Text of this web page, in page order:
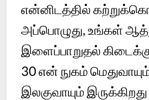
என்னிடத்தில்
அப்பொழுது, உங்கள்
இளைப்பாறுதல்
30என் நுகம்
இலகுவாயும்